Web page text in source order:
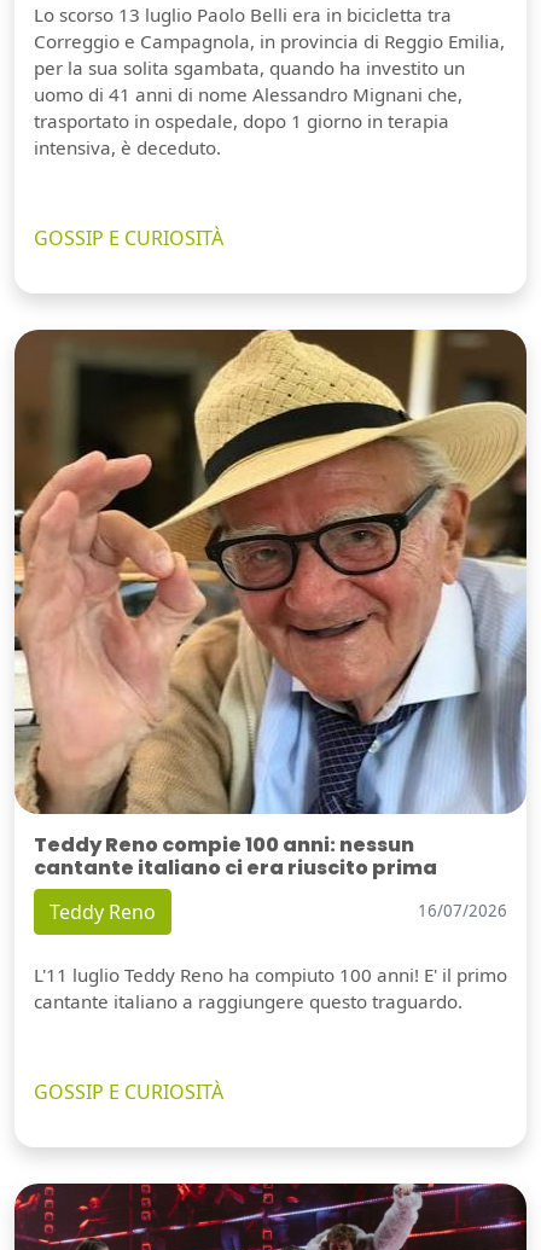
Lo scorso 13 luglio Paolo Belli era in bicicletta tra
Correggio e Campagnola, in provincia di Reggio Emilia,
per la sua solita sgambata, quando ha investito un
uomo di 41 anni di nome Alessandro Mignani che,
trasportato in ospedale, dopo 1 giorno in terapia
intensiva, è deceduto.
GOSSIP E CURIOSITÀ
Teddy Reno compie 100 anni: nessun
cantante italiano ci era riuscito prima
Teddy Reno 16/07/2026
L'11 luglio Teddy Reno ha compiuto 100 anni! E' il primo
cantante italiano a raggiungere questo traguardo.
GOSSIP E CURIOSITÀ